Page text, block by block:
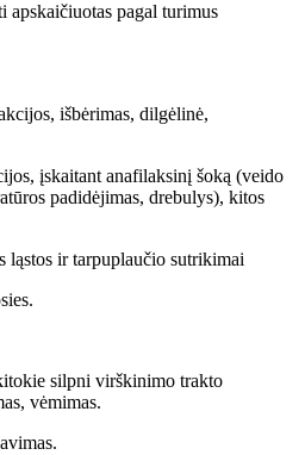
apskaičiuotas pagal turimus
išbėrimas, dilgėlinė,
įskaitant anafilaksinį šoką (veido
padidėjimas, drebulys), kitos
ląstos ir tarpuplaučio sutrikimai
silpni virškinimo trakto
vėmimas.